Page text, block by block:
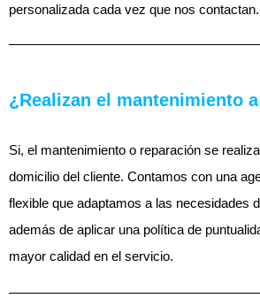
personalizada cada vez que nos contactan.
¿Realizan el mantenimiento
Si, el mantenimiento o reparación se
domicilio del cliente. Contamos con una
flexible que adaptamos a las necesidades
además de aplicar una política de
mayor calidad en el servicio.